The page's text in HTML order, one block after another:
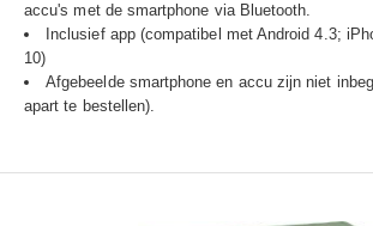
accu's met de smartphone via Bluetooth.
Inclusief app (compatibel met Android 4.3;
10)
Afgebeelde smartphone en accu zijn niet
apart te bestellen).